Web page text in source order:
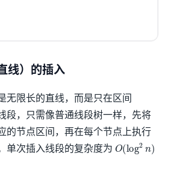
线）的插入
无限长的直线，而是只在区间
段，只需像普通线段树一样，先将
的节点区间，再在每个节点上执行
单次插入线段的复杂度为 O(log2 )